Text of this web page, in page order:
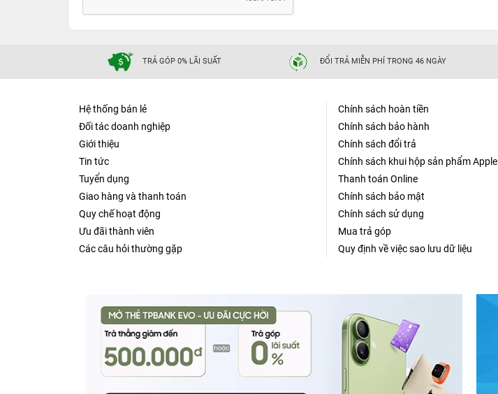
TRẢ GÓP 0% LÃI SUẤT ĐỔI TRẢ MIỄN PHÍ TRONG 46 NGÀY
Hệ thống bán lẻ
Đối tác doanh nghiệp
Giới thiệu
Tin tức
Tuyển dụng
Giao hàng và thanh toán
Quy chế hoạt động
Ưu đãi thành viên
Các câu hỏi thường gặp
Chính sách hoàn tiền
Chính sách bảo hành
Chính sách đổi trả
Chính sách khui hộp sản phẩm Apple
Thanh toán Online
Chính sách bảo mật
Chính sách sử dụng
Mua trả góp
Quy định về việc sao lưu dữ liệu